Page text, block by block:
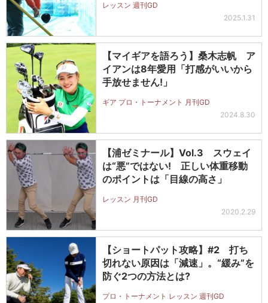
レッスン 週刊GD
2025.1.31
【マイギアを語ろう】桑木志帆 ア
イアンは8年愛用「打感がいいから
手放せません!」
ギア プロ・トーナメント 月刊GD
2024.8.30
【浦ゼミナール】Vol.3 スウェイ
は“悪”ではない! 正しい体重移動
のポイントは「目線の高さ」
レッスン 月刊GD
2020.2.29
【ショートパット攻略】#2 打ち
切れない原因は「減速」。“緩み”を
防ぐ2つの方法とは?
プロ・トーナメント レッスン 週刊GD